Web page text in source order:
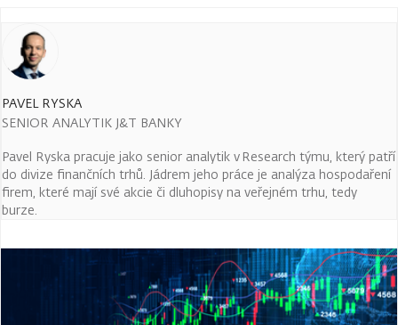
PAVEL RYSKA
SENIOR ANALYTIK J&T BANKY
Pavel Ryska pracuje jako senior analytik v Research týmu, který patří
do divize finančních trhů. Jádrem jeho práce je analýza hospodaření
firem, které mají své akcie či dluhopisy na veřejném trhu, tedy
burze.